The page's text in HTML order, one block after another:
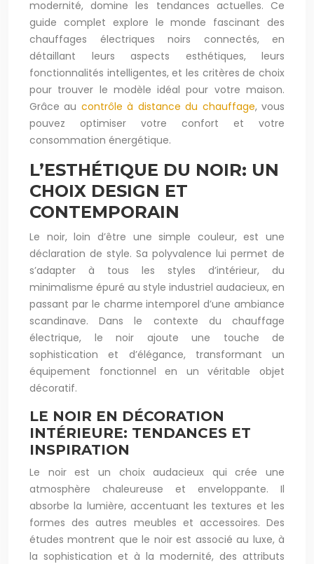
modernité, domine les tendances actuelles. Ce
guide complet explore le monde fascinant des
chauffages électriques noirs connectés, en
détaillant leurs aspects esthétiques, leurs
fonctionnalités intelligentes, et les critères de choix
pour trouver le modèle idéal pour votre maison.
Grâce au contrôle à distance du chauffage, vous
pouvez optimiser votre confort et votre
consommation énergétique.
L’ESTHÉTIQUE DU NOIR: UN
CHOIX DESIGN ET
CONTEMPORAIN
Le noir, loin d’être une simple couleur, est une
déclaration de style. Sa polyvalence lui permet de
s’adapter à tous les styles d’intérieur, du
minimalisme épuré au style industriel audacieux, en
passant par le charme intemporel d’une ambiance
scandinave. Dans le contexte du chauffage
électrique, le noir ajoute une touche de
sophistication et d’élégance, transformant un
équipement fonctionnel en un véritable objet
décoratif.
LE NOIR EN DÉCORATION
INTÉRIEURE: TENDANCES ET
INSPIRATION
Le noir est un choix audacieux qui crée une
atmosphère chaleureuse et enveloppante. Il
absorbe la lumière, accentuant les textures et les
formes des autres meubles et accessoires. Des
études montrent que le noir est associé au luxe, à
la sophistication et à la modernité, des attributs